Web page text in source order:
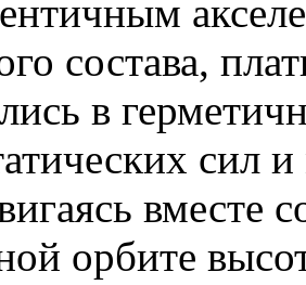
состава,
в
сил
вместе
орбите